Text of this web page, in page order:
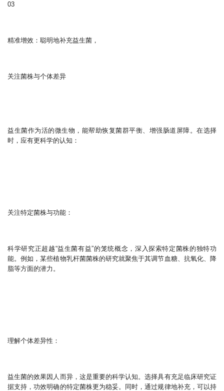
03
精准增效：聪明地补充益生菌，
关注菌株与个体差异
益生菌作为活的微生物，能帮助恢复菌群平衡、增强肠道屏障。在选择
时，应有更科学的认知：
关注特定菌株与功能：
科学研究正超越“益生菌有益”的笼统概念，深入探索特定菌株的独特功
能。例如，某些植物乳杆菌菌株的研究就聚焦于其调节血糖、抗氧化、降
脂等方面的潜力。
理解个体差异性：
益生菌的效果因人而异，这是重要的科学认知。选择具有充足临床研究证
据支持，功效明确的特定菌株更为稳妥。同时，通过规律地补充，可以持